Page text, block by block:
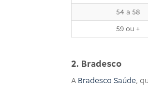
54 a 58
59 ou +
2. Bradesco
A Bradesco Saúde,